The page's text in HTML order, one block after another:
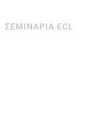
ΣΕΜΙΝΑΡΙΑ ECL